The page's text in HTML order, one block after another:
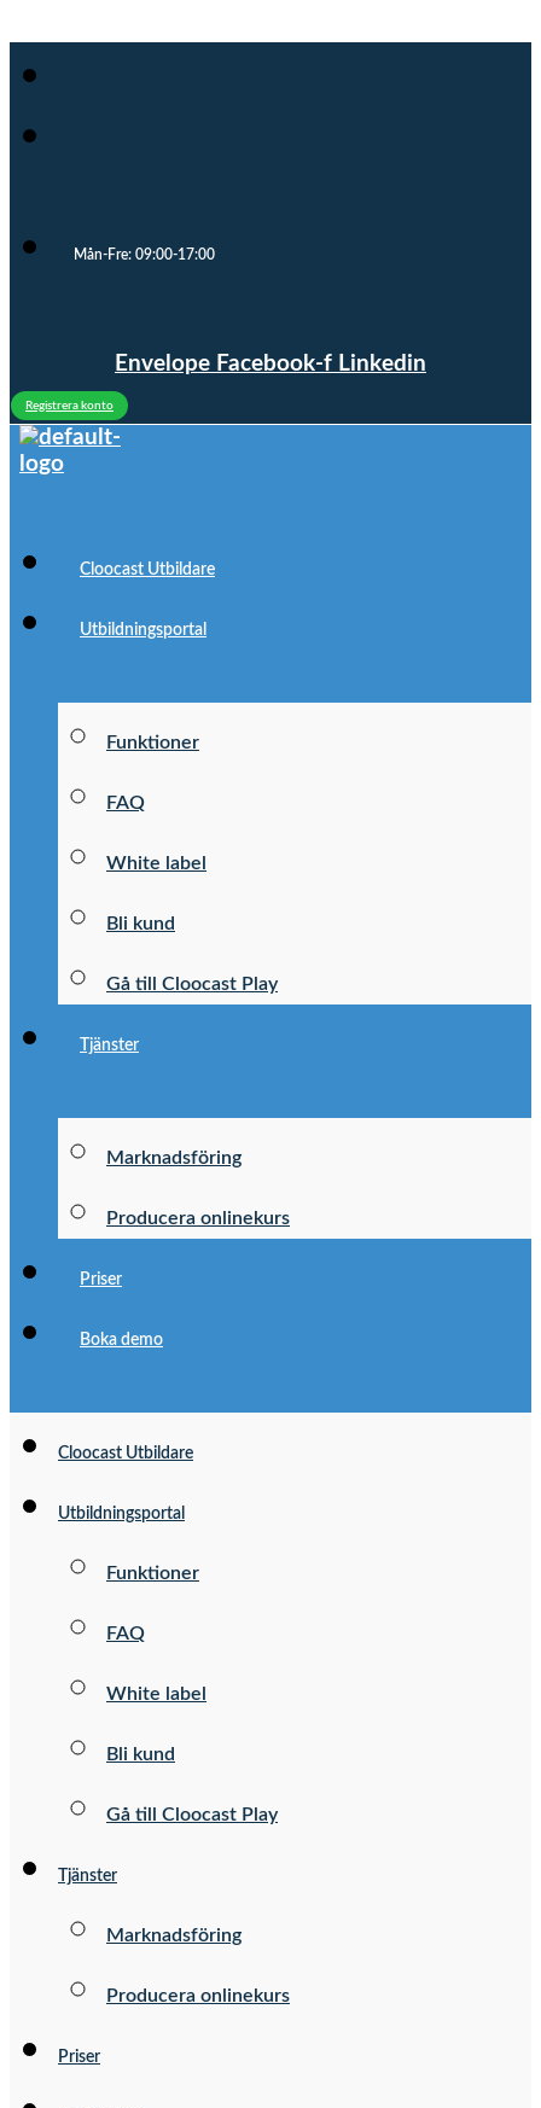
Mån-Fre: 09:00-17:00
Envelope Facebook-f Linkedin
Registrera konto
Cloocast Utbildare
Utbildningsportal
Funktioner
FAQ
White label
Bli kund
Gå till Cloocast Play
Tjänster
Marknadsföring
Producera onlinekurs
Priser
Boka demo
Cloocast Utbildare
Utbildningsportal
Funktioner
FAQ
White label
Bli kund
Gå till Cloocast Play
Tjänster
Marknadsföring
Producera onlinekurs
Priser